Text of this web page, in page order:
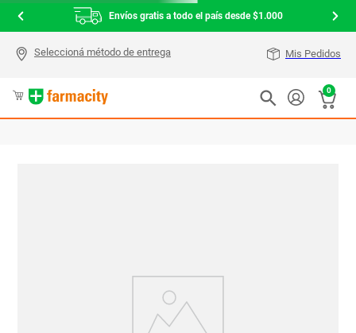
Envíos gratis a todo el país desde $1.000
Mis Pedidos
0